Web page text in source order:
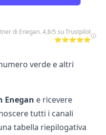
di Enegan. 4,8/5 su Trustpilot
⭐⭐⭐⭐⭐
verde e altri
Enegan e ricevere
tutti i canali
tabella riepilogativa